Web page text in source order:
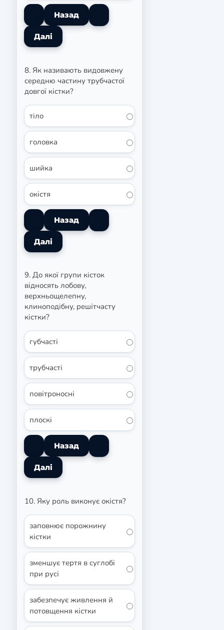
8. Як називають видовжену
середню частину трубчастої
довгої кістки?
тіло
головка
шийка
окістя
9. До якої групи кісток
відносять лобову,
верхньощелепну,
клиноподібну, решітчасту
кістки?
губчасті
трубчасті
повітроносні
плоскі
10. Яку роль виконує окістя?
заповнює порожнину
кістки
зменшує тертя в суглобі
при русі
забезпечує живлення й
потовщення кістки